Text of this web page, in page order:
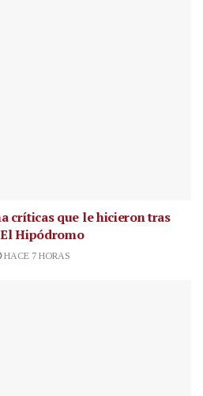
críticas que le hicieron tras
Hipódromo
HACE 7 HORAS